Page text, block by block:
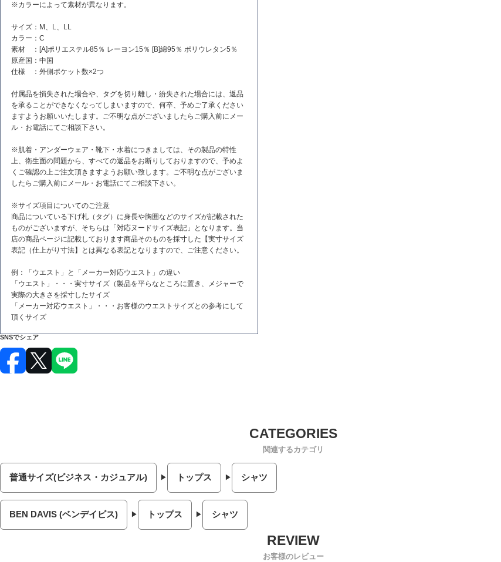
※カラーによって素材が異なります。
サイズ：M、L、LL
カラー：C
素材 ：[A]ポリエステル85％ レーヨン15％ [B]綿95％ ポリウレタン5％
原産国：中国
仕様 ：外側ポケット数×2つ
付属品を損失された場合や、タグを切り離し・紛失された場合には、返品
を承ることができなくなってしまいますので、何卒、予めご了承ください
ますようお願いいたします。ご不明な点がございましたらご購入前にメー
ル・お電話にてご相談下さい。
※肌着・アンダーウェア・靴下・水着につきましては、その製品の特性
上、衛生面の問題から、すべての返品をお断りしておりますので、予めよ
くご確認の上ご注文頂きますようお願い致します。ご不明な点がございま
したらご購入前にメール・お電話にてご相談下さい。
※サイズ項目についてのご注意
商品についている下げ札（タグ）に身長や胸囲などのサイズが記載された
ものがございますが、そちらは「対応ヌードサイズ表記」となります。当
店の商品ページに記載しております商品そのものを採寸した【実寸サイズ
表記（仕上がり寸法】とは異なる表記となりますので、ご注意ください。
例：「ウエスト」と「メーカー対応ウエスト」の違い
「ウエスト」・・・実寸サイズ（製品を平らなところに置き、メジャーで
実際の大きさを採寸したサイズ
「メーカー対応ウエスト」・・・お客様のウエストサイズとの参考にして
頂くサイズ
SNSでシェア
関連するカテゴリ
普通サイズ(ビジネス・カジュアル) トップス シャツ
BEN DAVIS (ベンデイビス) トップス シャツ
お客様のレビュー